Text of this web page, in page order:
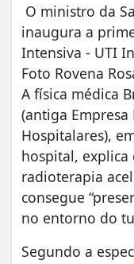
O ministro da
inaugura a
Intensiva - UTI
Foto Rovena
A física médica
(antiga Empresa
Hospitalares),
hospital,
radioterapia
consegue
no entorno do
Segundo a